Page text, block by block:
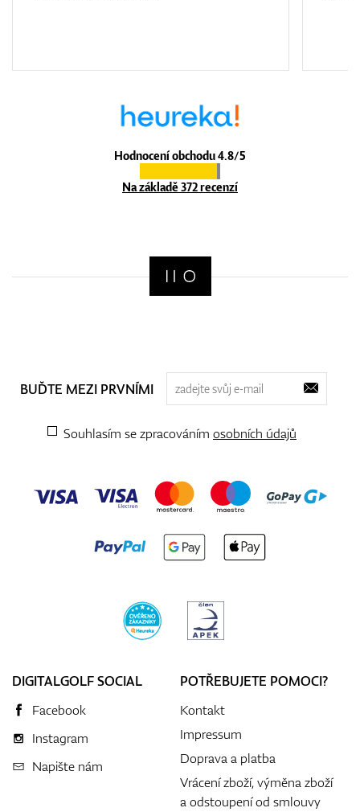
Hodnocení obchodu 4.8/5
Na základě 372 recenzí
BUĎTE MEZI PRVNÍMI
Souhlasím se zpracováním osobních údajů
DIGITALGOLF SOCIAL
Facebook
Instagram
Napište nám
POTŘEBUJETE POMOCI?
Kontakt
Impressum
Doprava a platba
Vrácení zboží, výměna zboží
a odstoupení od smlouvy